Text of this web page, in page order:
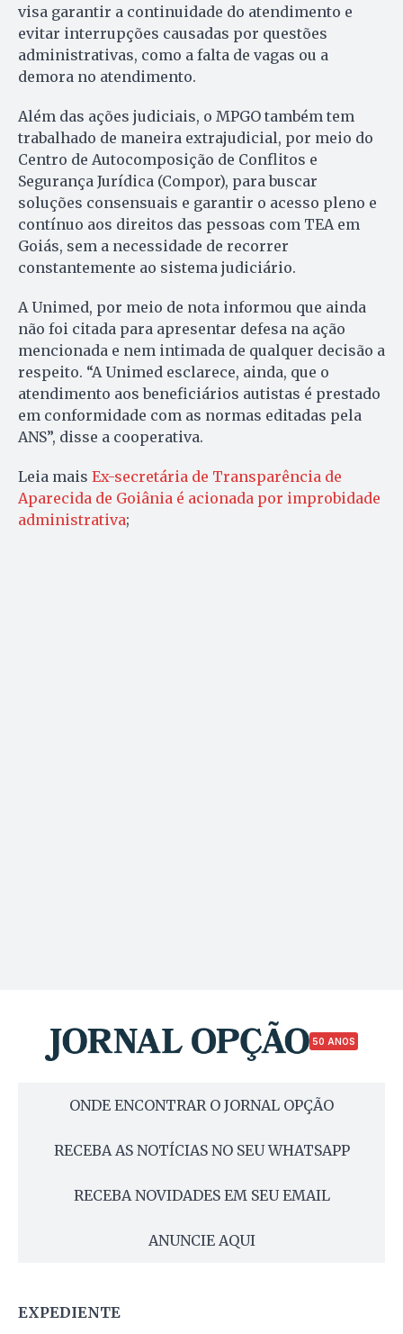
visa garantir a continuidade do atendimento e
evitar interrupções causadas por questões
administrativas, como a falta de vagas ou a
demora no atendimento.
Além das ações judiciais, o MPGO também tem
trabalhado de maneira extrajudicial, por meio do
Centro de Autocomposição de Conflitos e
Segurança Jurídica (Compor), para buscar
soluções consensuais e garantir o acesso pleno e
contínuo aos direitos das pessoas com TEA em
Goiás, sem a necessidade de recorrer
constantemente ao sistema judiciário.
A Unimed, por meio de nota informou que ainda
não foi citada para apresentar defesa na ação
mencionada e nem intimada de qualquer decisão a
respeito. “A Unimed esclarece, ainda, que o
atendimento aos beneficiários autistas é prestado
em conformidade com as normas editadas pela
ANS”, disse a cooperativa.
Leia mais Ex-secretária de Transparência de
Aparecida de Goiânia é acionada por improbidade
administrativa;
50 ANOS
ONDE ENCONTRAR O JORNAL OPÇÃO
RECEBA AS NOTÍCIAS NO SEU WHATSAPP
RECEBA NOVIDADES EM SEU EMAIL
ANUNCIE AQUI
EXPEDIENTE